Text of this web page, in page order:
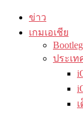
ข่าว
เกมเอเชีย
ประเ